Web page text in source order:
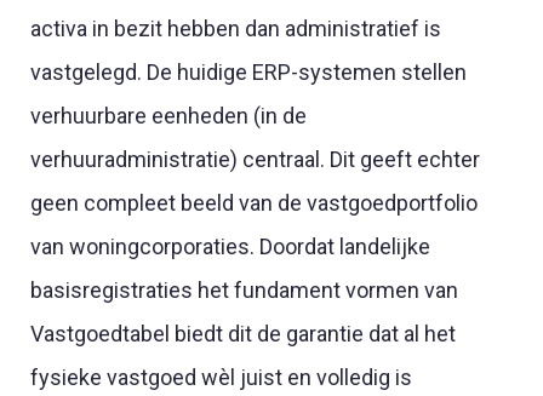
activa in bezit hebben dan administratief is
vastgelegd. De huidige ERP-systemen stellen
verhuurbare eenheden (in de
verhuuradministratie) centraal. Dit geeft echter
geen compleet beeld van de vastgoedportfolio
van woningcorporaties. Doordat landelijke
basisregistraties het fundament vormen van
Vastgoedtabel biedt dit de garantie dat al het
fysieke vastgoed wèl juist en volledig is